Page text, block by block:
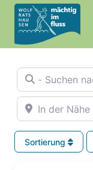
Zum
Inhalt
springen
- Suchen nach
In der Nähe
Sortierung